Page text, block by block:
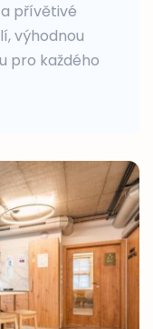
přívětivé
výhodnou
pro každého